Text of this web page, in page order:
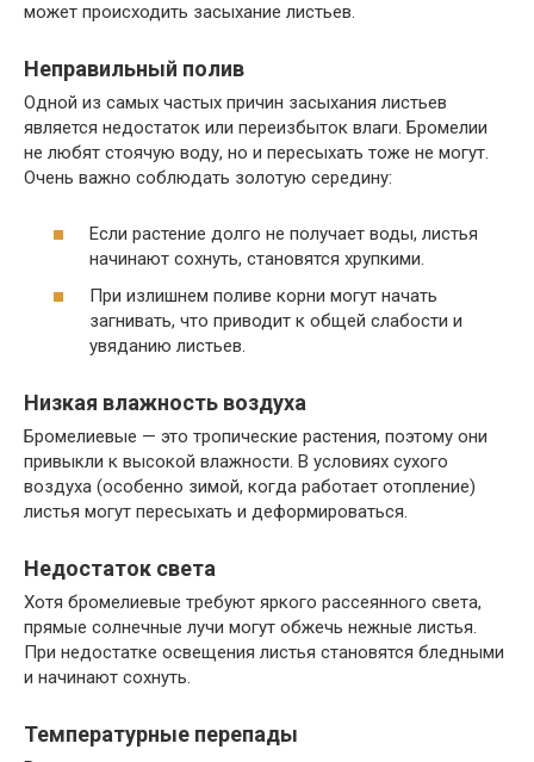
может происходить засыхание листьев.
Неправильный полив
Одной из самых частых причин засыхания листьев
является недостаток или переизбыток влаги. Бромелии
не любят стоячую воду, но и пересыхать тоже не могут.
Очень важно соблюдать золотую середину:
Если растение долго не получает воды, листья
начинают сохнуть, становятся хрупкими.
При излишнем поливе корни могут начать
загнивать, что приводит к общей слабости и
увяданию листьев.
Низкая влажность воздуха
Бромелиевые — это тропические растения, поэтому они
привыкли к высокой влажности. В условиях сухого
воздуха (особенно зимой, когда работает отопление)
листья могут пересыхать и деформироваться.
Недостаток света
Хотя бромелиевые требуют яркого рассеянного света,
прямые солнечные лучи могут обжечь нежные листья.
При недостатке освещения листья становятся бледными
и начинают сохнуть.
Температурные перепады